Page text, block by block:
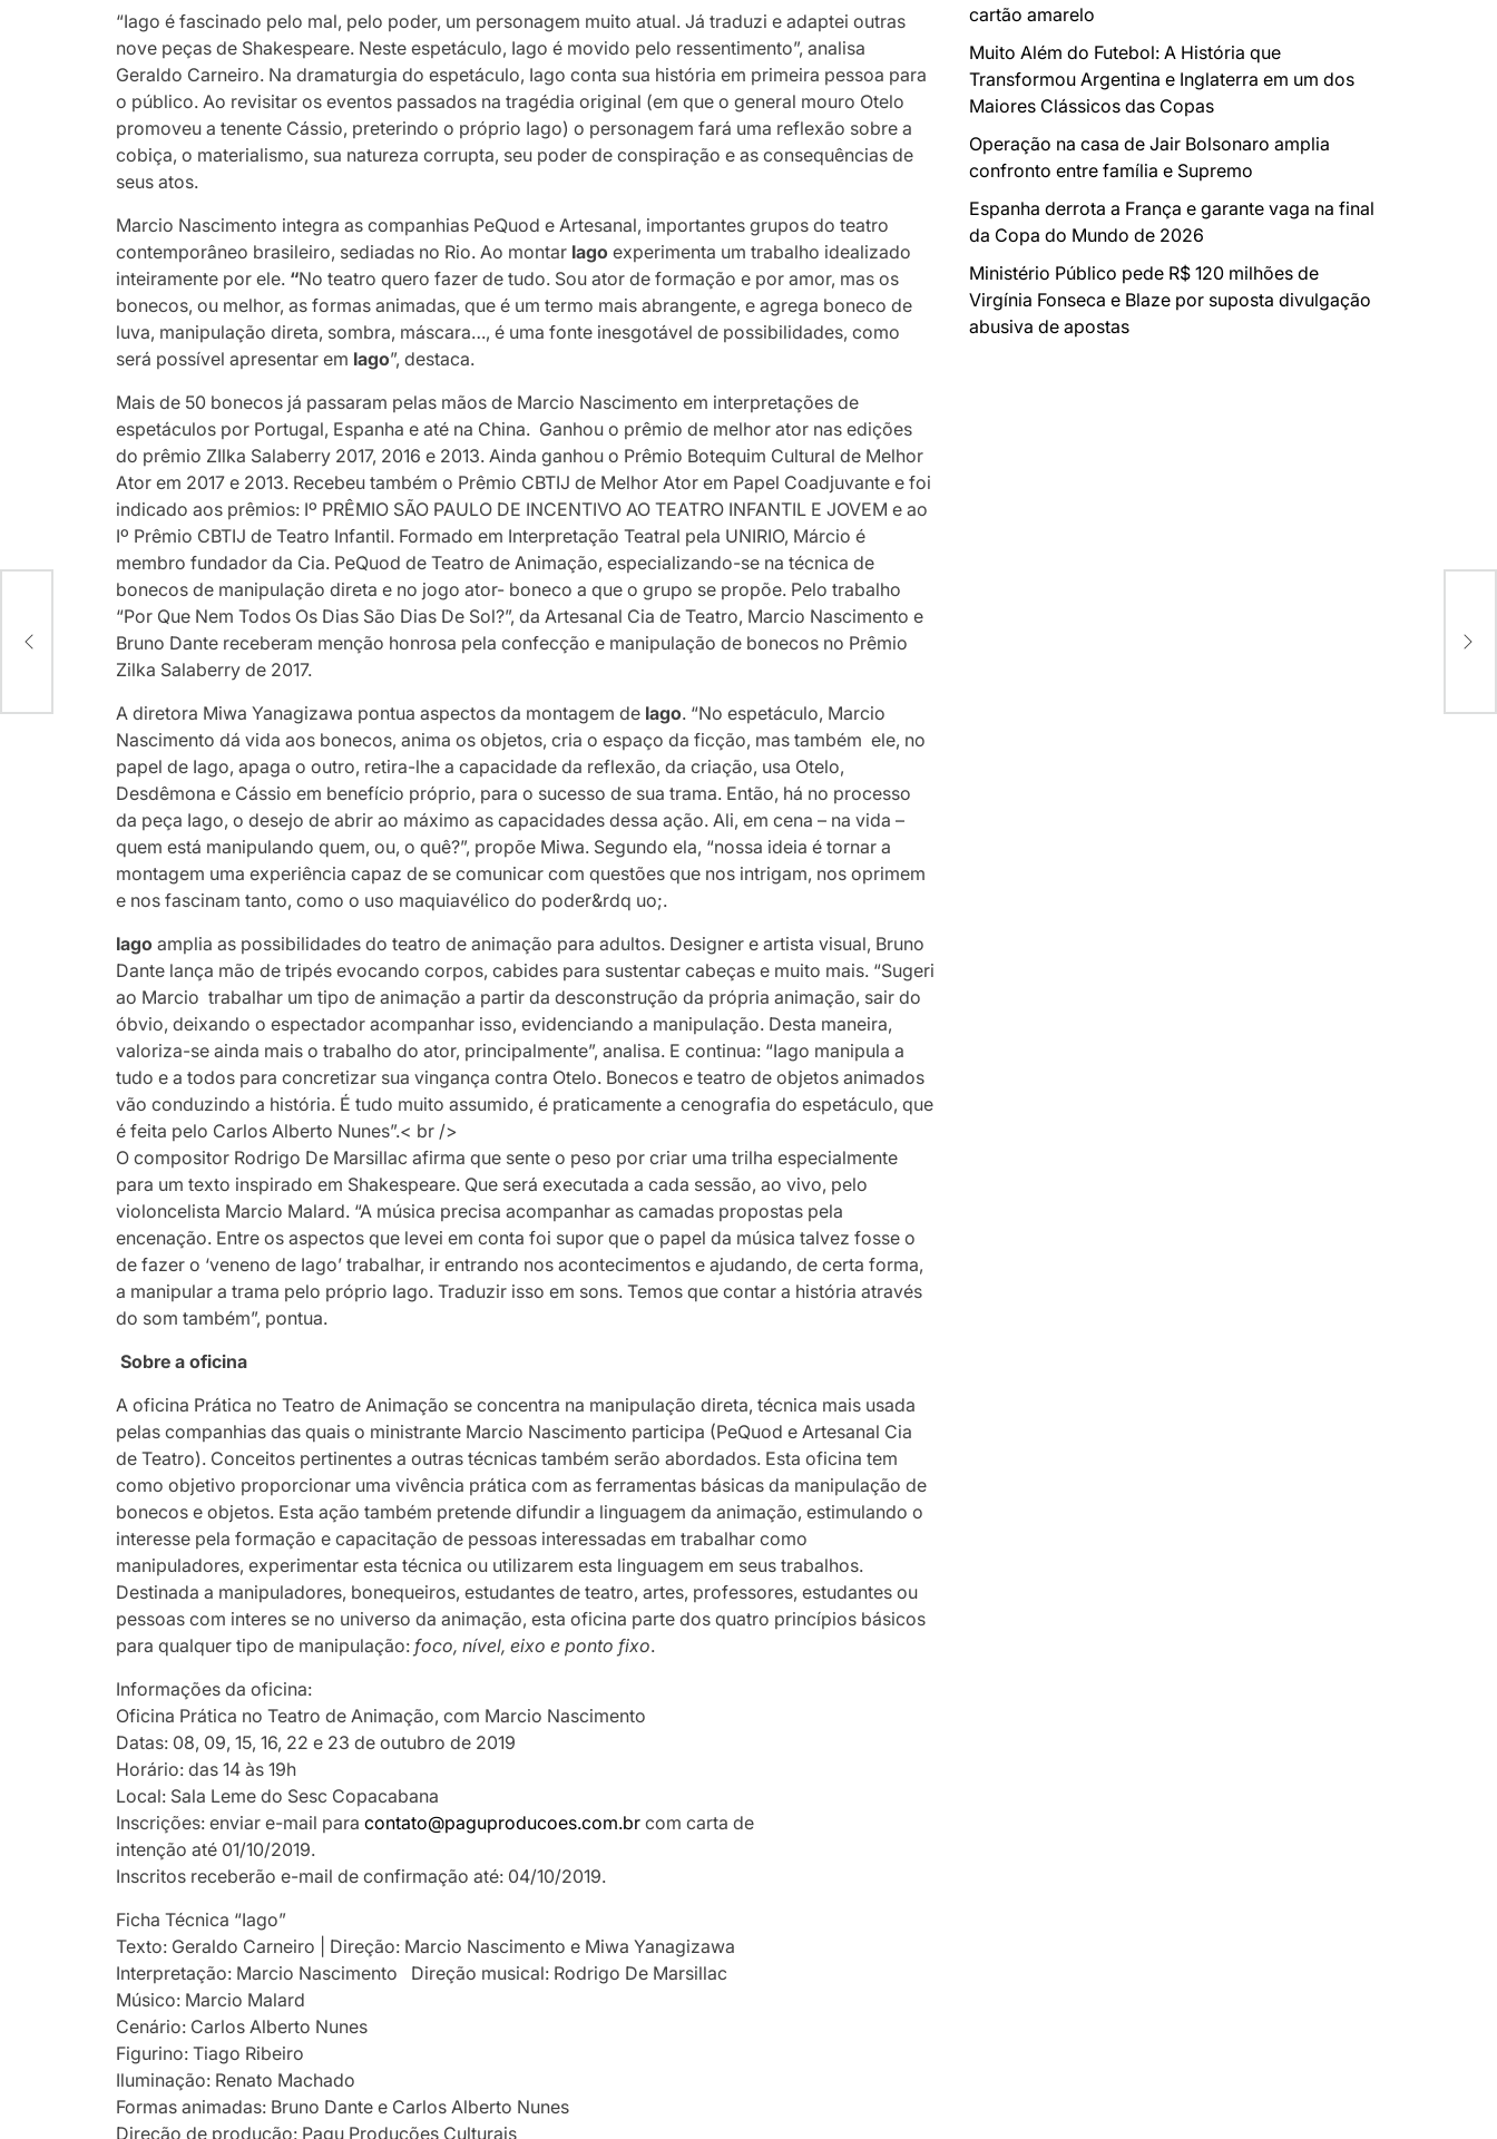
“Iago é fascinado pelo mal, pelo poder, um personagem muito atual. Já traduzi e adaptei outras
nove peças de Shakespeare. Neste espetáculo, Iago é movido pelo ressentimento”, analisa
Geraldo Carneiro. Na dramaturgia do espetáculo, Iago conta sua história em primeira pessoa para
o público. Ao revisitar os eventos passados na tragédia original (em que o general mouro Otelo
promoveu a tenente Cássio, preterindo o próprio Iago) o personagem fará uma reflexão sobre a
cobiça, o materialismo, sua natureza corrupta, seu poder de conspiração e as consequências de
seus atos.
Marcio Nascimento integra as companhias PeQuod e Artesanal, importantes grupos do teatro
contemporâneo brasileiro, sediadas no Rio. Ao montar Iago experimenta um trabalho idealizado
inteiramente por ele. “No teatro quero fazer de tudo. Sou ator de formação e por amor, mas os
bonecos, ou melhor, as formas animadas, que é um termo mais abrangente, e agrega boneco de
luva, manipulação direta, sombra, máscara…, é uma fonte inesgotável de possibilidades, como
será possível apresentar em Iago”, destaca.
Mais de 50 bonecos já passaram pelas mãos de Marcio Nascimento em interpretações de
espetáculos por Portugal, Espanha e até na China. Ganhou o prêmio de melhor ator nas edições
do prêmio ZIlka Salaberry 2017, 2016 e 2013. Ainda ganhou o Prêmio Botequim Cultural de Melhor
Ator em 2017 e 2013. Recebeu também o Prêmio CBTIJ de Melhor Ator em Papel Coadjuvante e foi
indicado aos prêmios: Iº PRÊMIO SÃO PAULO DE INCENTIVO AO TEATRO INFANTIL E JOVEM e ao
Iº Prêmio CBTIJ de Teatro Infantil. Formado em Interpretação Teatral pela UNIRIO, Márcio é
membro fundador da Cia. PeQuod de Teatro de Animação, especializando-se na técnica de
bonecos de manipulação direta e no jogo ator- boneco a que o grupo se propõe. Pelo trabalho
“Por Que Nem Todos Os Dias São Dias De Sol?”, da Artesanal Cia de Teatro, Marcio Nascimento e
Bruno Dante receberam menção honrosa pela confecção e manipulação de bonecos no Prêmio
Zilka Salaberry de 2017.
A diretora Miwa Yanagizawa pontua aspectos da montagem de Iago. “No espetáculo, Marcio
Nascimento dá vida aos bonecos, anima os objetos, cria o espaço da ficção, mas também ele, no
papel de Iago, apaga o outro, retira-lhe a capacidade da reflexão, da criação, usa Otelo,
Desdêmona e Cássio em benefício próprio, para o sucesso de sua trama. Então, há no processo
da peça Iago, o desejo de abrir ao máximo as capacidades dessa ação. Ali, em cena – na vida –
quem está manipulando quem, ou, o quê?”, propõe Miwa. Segundo ela, “nossa ideia é tornar a
montagem uma experiência capaz de se comunicar com questões que nos intrigam, nos oprimem
e nos fascinam tanto, como o uso maquiavélico do poder&rdq uo;.
Iago amplia as possibilidades do teatro de animação para adultos. Designer e artista visual, Bruno
Dante lança mão de tripés evocando corpos, cabides para sustentar cabeças e muito mais. “Sugeri
ao Marcio trabalhar um tipo de animação a partir da desconstrução da própria animação, sair do
óbvio, deixando o espectador acompanhar isso, evidenciando a manipulação. Desta maneira,
valoriza-se ainda mais o trabalho do ator, principalmente”, analisa. E continua: “Iago manipula a
tudo e a todos para concretizar sua vingança contra Otelo. Bonecos e teatro de objetos animados
vão conduzindo a história. É tudo muito assumido, é praticamente a cenografia do espetáculo, que
é feita pelo Carlos Alberto Nunes”.< br />
O compositor Rodrigo De Marsillac afirma que sente o peso por criar uma trilha especialmente
para um texto inspirado em Shakespeare. Que será executada a cada sessão, ao vivo, pelo
violoncelista Marcio Malard. “A música precisa acompanhar as camadas propostas pela
encenação. Entre os aspectos que levei em conta foi supor que o papel da música talvez fosse o
de fazer o ‘veneno de Iago’ trabalhar, ir entrando nos acontecimentos e ajudando, de certa forma,
a manipular a trama pelo próprio Iago. Traduzir isso em sons. Temos que contar a história através
do som também”, pontua.
Sobre a oficina
A oficina Prática no Teatro de Animação se concentra na manipulação direta, técnica mais usada
pelas companhias das quais o ministrante Marcio Nascimento participa (PeQuod e Artesanal Cia
de Teatro). Conceitos pertinentes a outras técnicas também serão abordados. Esta oficina tem
como objetivo proporcionar uma vivência prática com as ferramentas básicas da manipulação de
bonecos e objetos. Esta ação também pretende difundir a linguagem da animação, estimulando o
interesse pela formação e capacitação de pessoas interessadas em trabalhar como
manipuladores, experimentar esta técnica ou utilizarem esta linguagem em seus trabalhos.
Destinada a manipuladores, bonequeiros, estudantes de teatro, artes, professores, estudantes ou
pessoas com interes se no universo da animação, esta oficina parte dos quatro princípios básicos
para qualquer tipo de manipulação: foco, nível, eixo e ponto fixo.
Informações da oficina:
Oficina Prática no Teatro de Animação, com Marcio Nascimento
Datas: 08, 09, 15, 16, 22 e 23 de outubro de 2019
Horário: das 14 às 19h
Local: Sala Leme do Sesc Copacabana
Inscrições: enviar e-mail paracontato@paguproducoes.com.br com carta de
intenção até 01/10/2019.
Inscritos receberão e-mail de confirmação até: 04/10/2019.
Ficha Técnica “Iago”
Texto: Geraldo Carneiro | Direção: Marcio Nascimento e Miwa Yanagizawa
Interpretação: Marcio Nascimento Direção musical: Rodrigo De Marsillac
Músico: Marcio Malard
Cenário: Carlos Alberto Nunes
Figurino: Tiago Ribeiro
Iluminação: Renato Machado
Formas animadas: Bruno Dante e Carlos Alberto Nunes
Direção de produção: Pagu Produções Culturais
cartão amarelo
Muito Além do Futebol: A História que
Transformou Argentina e Inglaterra em um dos
Maiores Clássicos das Copas
Operação na casa de Jair Bolsonaro amplia
confronto entre família e Supremo
Espanha derrota a França e garante vaga na final
da Copa do Mundo de 2026
Ministério Público pede R$ 120 milhões de
Virgínia Fonseca e Blaze por suposta divulgação
abusiva de apostas